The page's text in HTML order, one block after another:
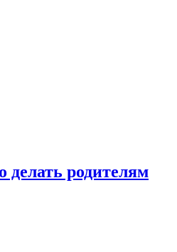
делать родителям